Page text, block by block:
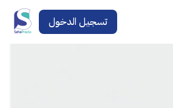
تسجيل الدخول